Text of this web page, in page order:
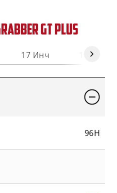
GT PLUS
17 Инч 18 Инч
96H